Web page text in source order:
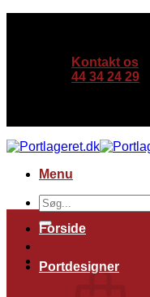
Kontakt os
44 34 24 29
Menu
Søg
efter:
Forside
Portdesigner